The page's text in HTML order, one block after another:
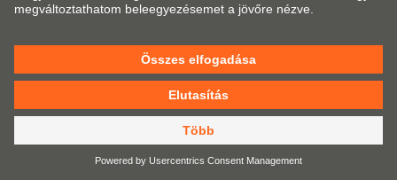
A Blum most először ötvözi az érintéses, tisztán
mechanikus rásegítéssel történő nyitást a halk